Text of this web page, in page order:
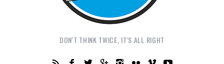
DON'T THINK TWICE, IT'S ALL RIGHT